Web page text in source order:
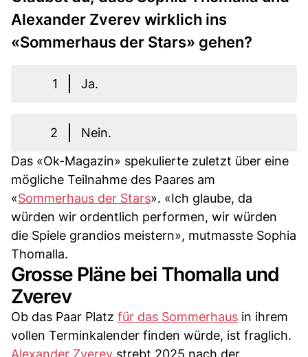
Alexander Zverev wirklich ins
«Sommerhaus der Stars» gehen?
1 Ja.
2
Nein.
Das «Ok-Magazin» spekulierte zuletzt über eine
mögliche Teilnahme des Paares am
«Sommerhaus der Stars». «Ich glaube, da
würden wir ordentlich performen, wir würden
die Spiele grandios meistern», mutmasste Sophia
Thomalla.
Grosse Pläne bei Thomalla und
Zverev
Ob das Paar Platz für das Sommerhaus in ihrem
vollen Terminkalender finden würde, ist fraglich.
Alexander Zverev strebt 2025 nach der